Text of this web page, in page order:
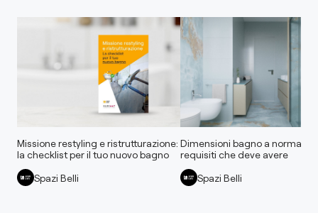
Missione restyling e ristrutturazione:
la checklist per il tuo nuovo bagno
Spazi Belli
Dimensioni bagno a norma:
requisiti che deve avere
Spazi Belli